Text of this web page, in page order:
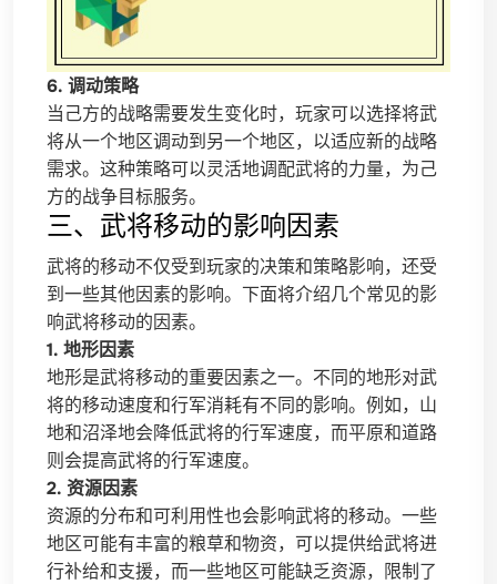
6. 调动策略
当己方的战略需要发生变化时，玩家可以选择将武
将从一个地区调动到另一个地区，以适应新的战略
需求。这种策略可以灵活地调配武将的力量，为己
方的战争目标服务。
三、武将移动的影响因素
武将的移动不仅受到玩家的决策和策略影响，还受
到一些其他因素的影响。下面将介绍几个常见的影
响武将移动的因素。
1. 地形因素
地形是武将移动的重要因素之一。不同的地形对武
将的移动速度和行军消耗有不同的影响。例如，山
地和沼泽地会降低武将的行军速度，而平原和道路
则会提高武将的行军速度。
2. 资源因素
资源的分布和可利用性也会影响武将的移动。一些
地区可能有丰富的粮草和物资，可以提供给武将进
行补给和支援，而一些地区可能缺乏资源，限制了